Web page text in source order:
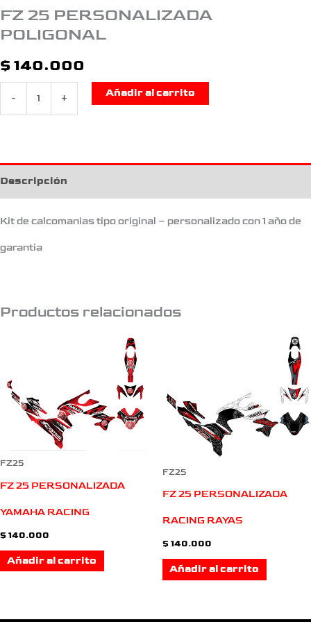
FZ 25 PERSONALIZADA
POLIGONAL
$ 140.000
- +
Añadir al carrito
Descripción
Kit de calcomanias tipo original – personalizado con 1 año de
garantia
Productos relacionados
FZ25
FZ 25 PERSONALIZADA
YAMAHA RACING
$ 140.000
Añadir al carrito
FZ25
FZ 25 PERSONALIZADA
RACING RAYAS
$ 140.000
Añadir al carrito